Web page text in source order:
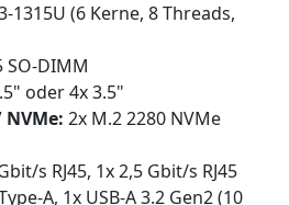
1315U (6 Kerne, 8 Threads,
SO-DIMM
oder 4x 3.5"
2x M.2 2280 NVMe
s RJ45, 1x 2,5 Gbit/s RJ45
A, 1x USB-A 3.2 Gen2 (10